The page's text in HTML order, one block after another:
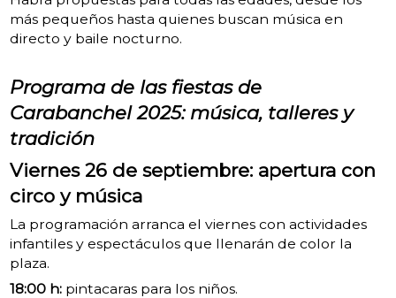
más pequeños hasta quienes buscan música en
directo y baile nocturno.
Programa de las fiestas de
Carabanchel 2025: música, talleres y
tradición
Viernes 26 de septiembre: apertura con
circo y música
La programación arranca el viernes con actividades
infantiles y espectáculos que llenarán de color la
plaza.
18:00 h:pintacaras para los niños.